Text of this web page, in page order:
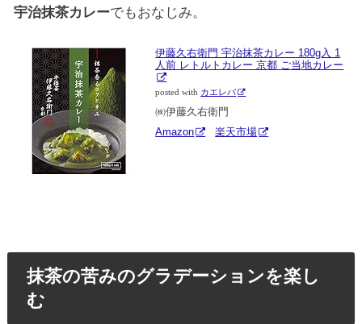
宇治抹茶カレーでもおなじみ。
伊藤久右衛門 宇治抹茶カレー 180g入 1
人前 レトルトカレー 京都 ご当地カレー
posted with カエレバ
㈱伊藤久右衛門
Amazon
楽天市場
抹茶の苦みのグラデーションを楽し
む